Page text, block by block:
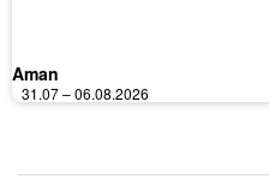
Aman
31.07 – 06.08.2026